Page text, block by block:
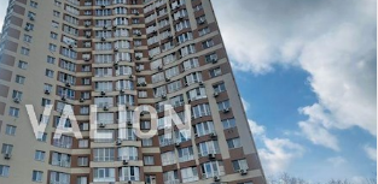
Консьерж, видеонаблюдение. Закрытая
с отличной внутренней
, на первых этажах в комплексе открыты
центр изучения языков. Рядом
НАУ, лицей КПИ, УПК «Эрудит», школа
от комплекса озеро и парк «Отрадный», ТРЦ
Удобная транспортная
– 10 мин. на транспорте. Продажа по